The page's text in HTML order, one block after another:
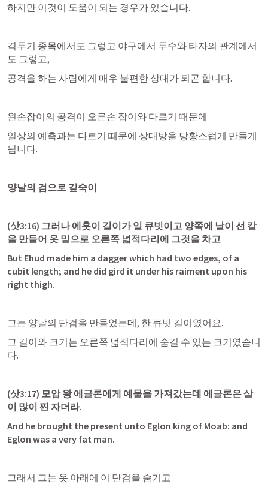
하지만 이것이 도움이 되는 경우가 있습니다.
격투기 종목에서도 그렇고 야구에서 투수와 타자의 관계에서
도 그렇고,
공격을 하는 사람에게 매우 불편한 상대가 되곤 합니다.
왼손잡이의 공격이 오른손 잡이와 다르기 때문에
일상의 예측과는 다르기 때문에 상대방을 당황스럽게 만들게
됩니다.
양날의 검으로 깊숙이
(삿3:16) 그러나 에훗이 길이가 일 큐빗이고 양쪽에 날이 선 칼
을 만들어 옷 밑으로 오른쪽 넓적다리에 그것을 차고
But Ehud made him a dagger which had two edges, of a
cubit length; and he did gird it under his raiment upon his
right thigh.
그는 양날의 단검을 만들었는데, 한 큐빗 길이였어요.
그 길이와 크기는 오른쪽 넓적다리에 숨길 수 있는 크기였습니
다.
(삿3:17) 모압 왕 에글론에게 예물을 가져갔는데 에글론은 살
이 많이 찐 자더라.
And he brought the present unto Eglon king of Moab: and
Eglon was a very fat man.
그래서 그는 옷 아래에 이 단검을 숨기고